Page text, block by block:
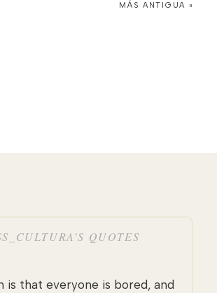
MÁS ANTIGUA »
QUOTES
is that everyone is bored, and